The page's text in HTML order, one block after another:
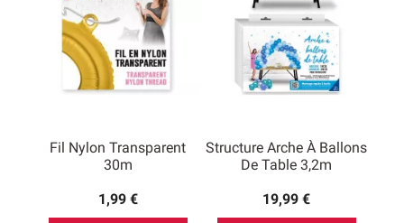
Fil Nylon Transparent
30m
1,99 €
Structure Arche À Ballons
De Table 3,2m
19,99 €